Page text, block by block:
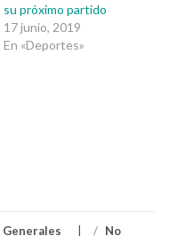
su próximo partido
17 junio, 2019
En «Deportes»
Generales / No